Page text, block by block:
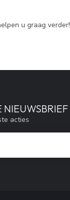
u graag verder!
NIEUWSBRIEF
acties